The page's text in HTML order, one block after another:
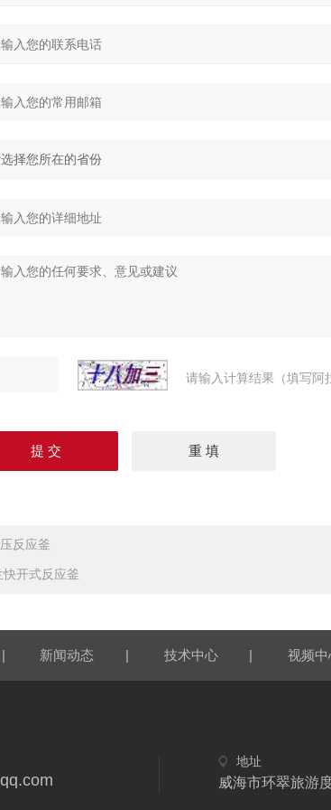
请输入计算结果（填写阿
反应釜
快开式反应釜
| 新闻动态 | 技术中心 | 视频中
地址
威海市环翠旅游